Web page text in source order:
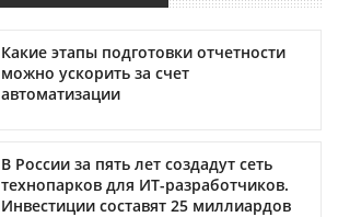
Какие этапы подготовки отчетности
можно ускорить за счет
автоматизации
В России за пять лет создадут сеть
технопарков для ИТ-разработчиков.
Инвестиции составят 25 миллиардов